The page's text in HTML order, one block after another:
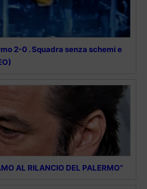
2-0 . Squadra senza schemi e
AL RILANCIO DEL PALERMO”